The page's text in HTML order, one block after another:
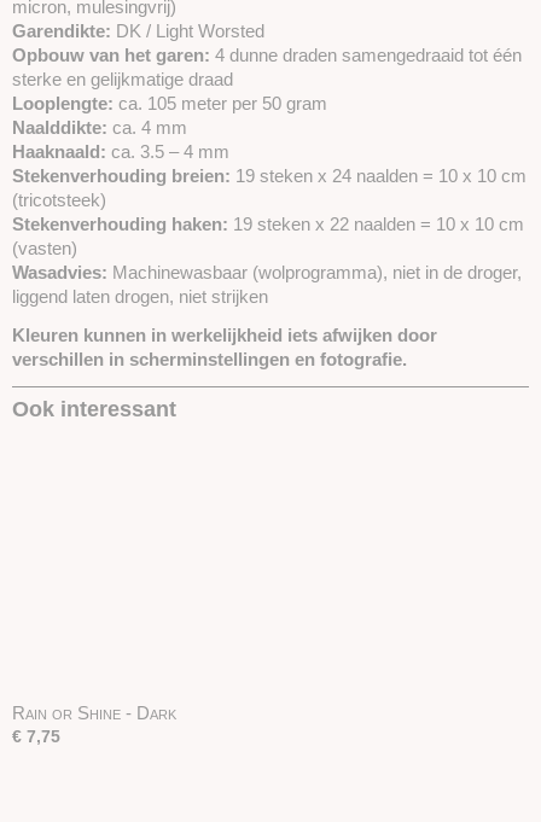
micron, mulesingvrij)
Garendikte: DK / Light Worsted
Opbouw van het garen: 4 dunne draden samengedraaid tot één
sterke en gelijkmatige draad
Looplengte: ca. 105 meter per 50 gram
Naalddikte: ca. 4 mm
Haaknaald: ca. 3.5 – 4 mm
Stekenverhouding breien: 19 steken x 24 naalden = 10 x 10 cm
(tricotsteek)
Stekenverhouding haken: 19 steken x 22 naalden = 10 x 10 cm
(vasten)
Wasadvies: Machinewasbaar (wolprogramma), niet in de droger,
liggend laten drogen, niet strijken
Kleuren kunnen in werkelijkheid iets afwijken door
verschillen in scherminstellingen en fotografie.
Ook interessant
Rain or Shine - Dark
€ 7,75